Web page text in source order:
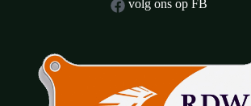
volg ons op FB